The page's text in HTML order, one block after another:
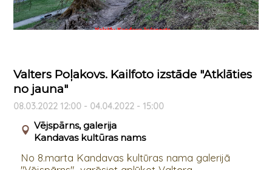
Valters Poļakovs. Kailfoto izstāde "Atklāties
no jauna"
08.03.2022 12:00 - 04.04.2022 - 15:00
Vējspārns, galerija
Kandavas kultūras nams
No 8.marta Kandavas kultūras nama galerijā